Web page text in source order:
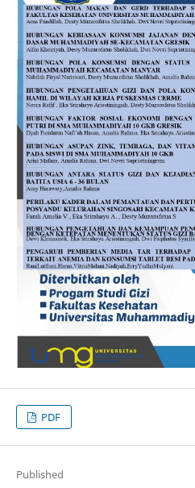
PDF
Published